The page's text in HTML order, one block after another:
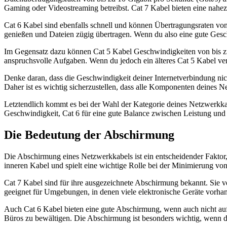
Gaming oder Videostreaming betreibst. Cat 7 Kabel bieten eine
Cat 6 Kabel sind ebenfalls schnell und können Übertragungsraten
genießen und Dateien zügig übertragen. Wenn du also eine gute
Im Gegensatz dazu können Cat 5 Kabel Geschwindigkeiten von bis
anspruchsvolle Aufgaben. Wenn du jedoch ein älteres Cat 5 Kabel
Denke daran, dass die Geschwindigkeit deiner Internetverbindung
Daher ist es wichtig sicherzustellen, dass alle Komponenten deines
Letztendlich kommt es bei der Wahl der Kategorie deines
Geschwindigkeit, Cat 6 für eine gute Balance zwischen Leistung
Die Bedeutung der Abschirmung
Die Abschirmung eines Netzwerkkabels ist ein entscheidender
inneren Kabel und spielt eine wichtige Rolle bei der Minimierung
Cat 7 Kabel sind für ihre ausgezeichnete Abschirmung bekannt. Sie
geeignet für Umgebungen, in denen viele elektronische Geräte
Auch Cat 6 Kabel bieten eine gute Abschirmung, wenn auch nicht
Büros zu bewältigen. Die Abschirmung ist besonders wichtig, wenn